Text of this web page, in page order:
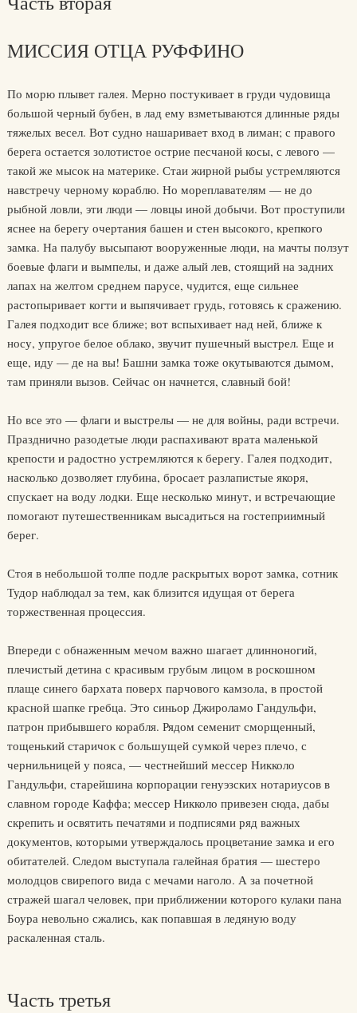
МИССИЯ ОТЦА РУФФИНО
По морю плывет галея. Мерно постукивает в груди чудовища
большой черный бубен, в лад ему взметываются длинные ряды
тяжелых весел. Вот судно нашаривает вход в лиман; с правого
берега остается золотистое острие песчаной косы, с левого —
такой же мысок на материке. Стаи жирной рыбы устремляются
навстречу черному кораблю. Но мореплавателям — не до
рыбной ловли, эти люди — ловцы иной добычи. Вот проступили
яснее на берегу очертания башен и стен высокого, крепкого
замка. На палубу высыпают вооруженные люди, на мачты ползут
боевые флаги и вымпелы, и даже алый лев, стоящий на задних
лапах на желтом среднем парусе, чудится, еще сильнее
растопыривает когти и выпячивает грудь, готовясь к сражению.
Галея подходит все ближе; вот вспыхивает над ней, ближе к
носу, упругое белое облако, звучит пушечный выстрел. Еще и
еще, иду — де на вы! Башни замка тоже окутываются дымом,
там приняли вызов. Сейчас он начнется, славный бой!
Но все это — флаги и выстрелы — не для войны, ради встречи.
Празднично разодетые люди распахивают врата маленькой
крепости и радостно устремляются к берегу. Галея подходит,
насколько дозволяет глубина, бросает разлапистые якоря,
спускает на воду лодки. Еще несколько минут, и встречающие
помогают путешественникам высадиться на гостеприимный
берег.
Стоя в небольшой толпе подле раскрытых ворот замка, сотник
Тудор наблюдал за тем, как близится идущая от берега
торжественная процессия.
Впереди с обнаженным мечом важно шагает длинноногий,
плечистый детина с красивым грубым лицом в роскошном
плаще синего бархата поверх парчового камзола, в простой
красной шапке гребца. Это синьор Джироламо Гандульфи,
патрон прибывшего корабля. Рядом семенит сморщенный,
тощенький старичок с большущей сумкой через плечо, с
чернильницей у пояса, — честнейший мессер Никколо
Гандульфи, старейшина корпорации генуэзских нотариусов в
славном городе Каффа; мессер Никколо привезен сюда, дабы
скрепить и освятить печатями и подписями ряд важных
документов, которыми утверждалось процветание замка и его
обитателей. Следом выступала галейная братия — шестеро
молодцов свирепого вида с мечами наголо. А за почетной
стражей шагал человек, при приближении которого кулаки пана
Боура невольно сжались, как попавшая в ледяную воду
раскаленная сталь.
Часть третья